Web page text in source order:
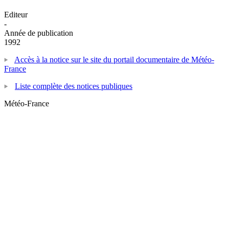
Editeur
-
Année de publication
1992
Accès à la notice sur le site du portail documentaire de Météo-
France
Liste complète des notices publiques
Météo-France